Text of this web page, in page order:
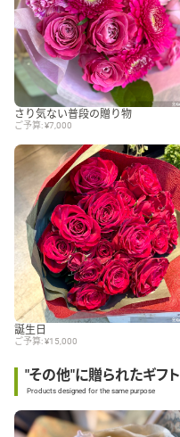
さり気ない普段の贈り物
ご予算: ¥7,000
誕生日
ご予算: ¥15,000
"その他"に贈られたギフト
Products designed for the same purpose